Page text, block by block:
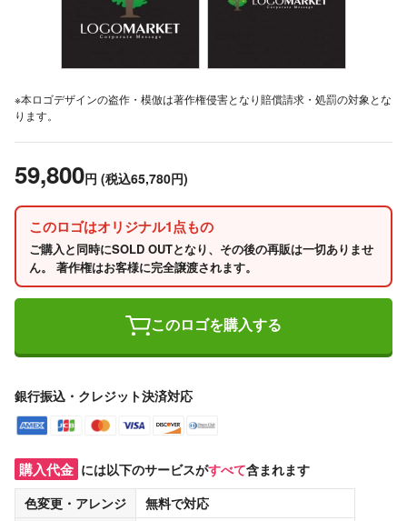
※本ロゴデザインの盗作・模倣は著作権侵害となり賠償請求・処罰の対象とな
ります。
59,800円 (税込65,780円)
このロゴはオリジナル1点もの
ご購入と同時にSOLD OUTとなり、その後の再販は一切ありませ
ん。 著作権はお客様に完全譲渡されます。
このロゴを購入する
銀行振込・クレジット決済対応
購入代金 には以下のサービスがすべて含まれます
色変更・アレンジ
無料で対応